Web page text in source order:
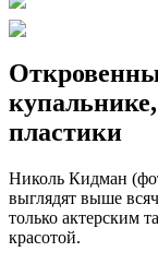
пластики
Николь Кидман
выглядят выше
только актерским
красотой.